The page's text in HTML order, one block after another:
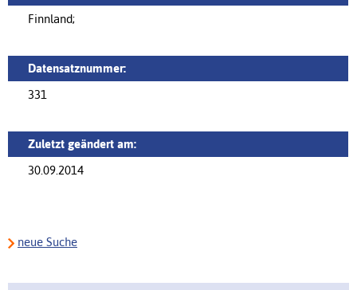
Finnland;
Datensatznummer:
331
Zuletzt geändert am:
30.09.2014
neue Suche